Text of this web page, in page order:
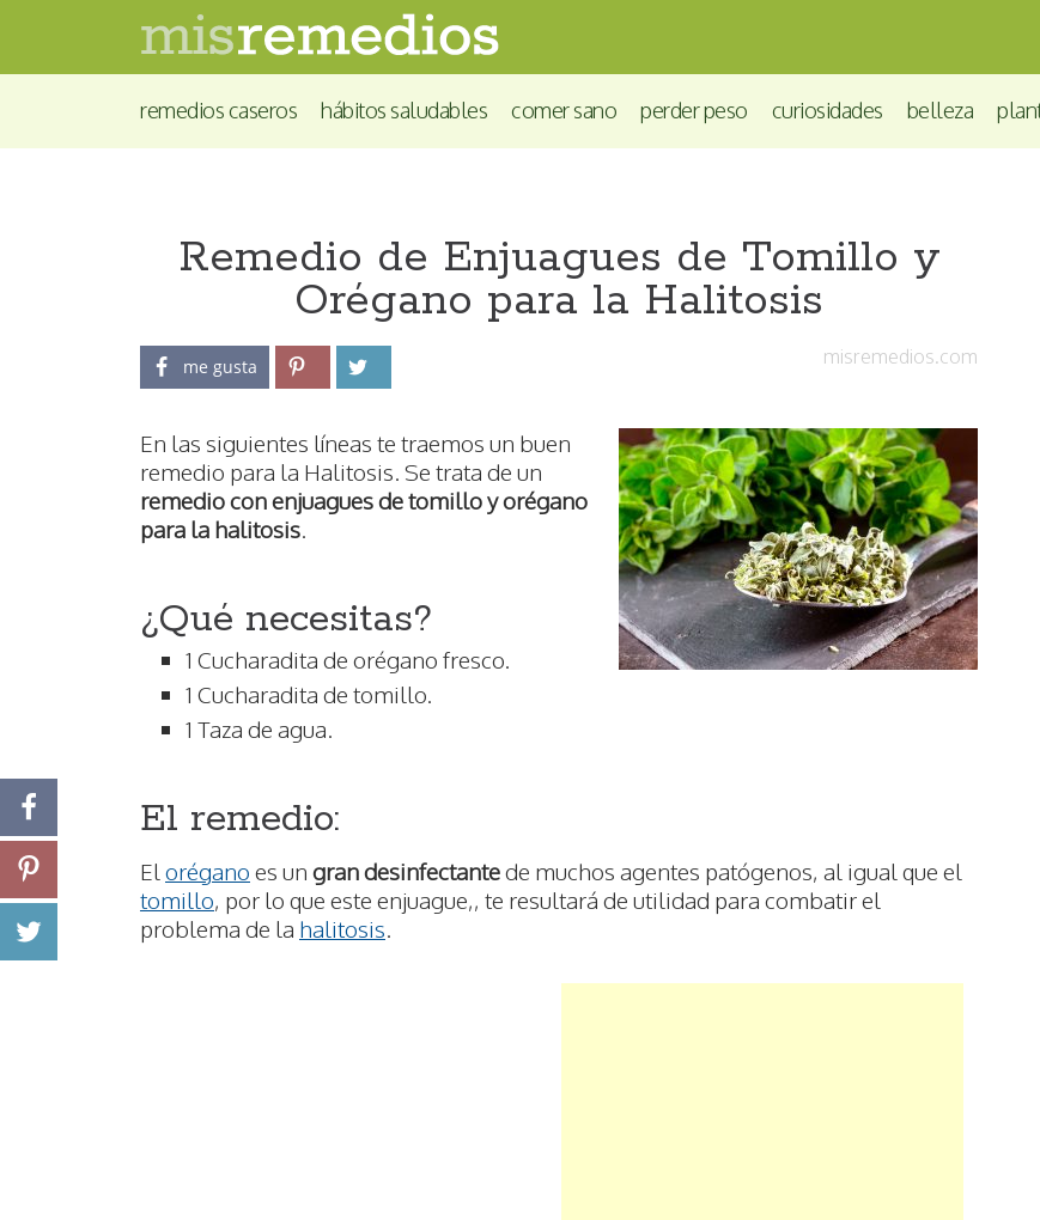
remedios caseros hábitos saludables comer sano perder peso curiosidades belleza
Remedio de Enjuagues de Tomillo y
Orégano para la Halitosis
misremedios.com
me gusta
En las siguientes líneas te traemos un buen
remedio para la Halitosis. Se trata de un
remedio con enjuagues de tomillo y orégano
para la halitosis.
¿Qué necesitas?
1 Cucharadita de orégano fresco.
1 Cucharadita de tomillo.
1 Taza de agua.
El remedio:
El orégano es un gran desinfectantede muchos agentes patógenos, al igual que el
tomillo, por lo que este enjuague,, te resultará de utilidad para combatir el
problema de la halitosis.